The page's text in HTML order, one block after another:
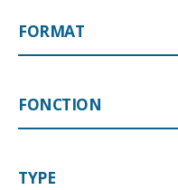
FORMAT
FONCTION
TYPE